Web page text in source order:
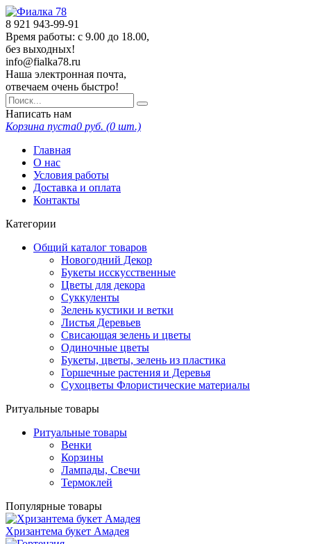
8 921 943-99-91
Время работы: с 9.00 до 18.00,
без выходных!
info@fialka78.ru
Наша электронная почта,
отвечаем очень быстро!
Написать нам
Корзина пуста0 руб. (0 шт.)
Главная
О нас
Условия работы
Доставка и оплата
Контакты
Категории
Общий каталог товаров
Новогодний Декор
Букеты исскусственные
Цветы для декора
Суккуленты
Зелень кустики и ветки
Листья Деревьев
Свисающая зелень и цветы
Одиночные цветы
Букеты, цветы, зелень из пластика
Горшечные растения и Деревья
Сухоцветы Флористические материалы
Ритуальные товары
Ритуальные товары
Венки
Корзины
Лампады, Свечи
Термоклей
Популярные товары
Хризантема букет Амадея